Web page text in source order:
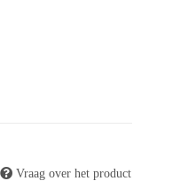
Vraag over het product